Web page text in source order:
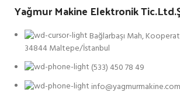
Yağmur Makine Elektronik
Bağlarbaşı Mah,
34844 Maltepe/İstanbul
(533) 450 78 49